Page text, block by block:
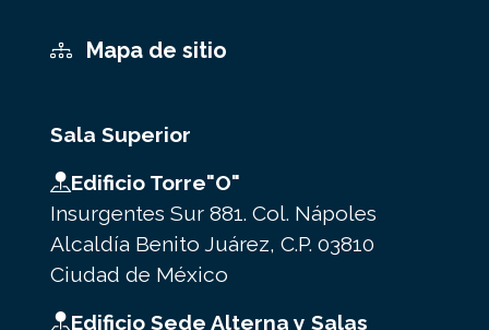
Mapa de sitio
Sala Superior
Edificio Torre"O"
Insurgentes Sur 881. Col. Nápoles
Alcaldía Benito Juárez, C.P. 03810
Ciudad de México
Edificio Sede Alterna y Salas